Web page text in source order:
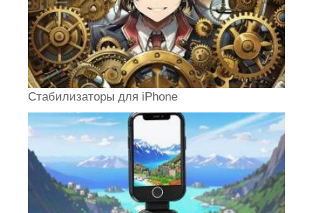
Стабилизаторы для iPhone